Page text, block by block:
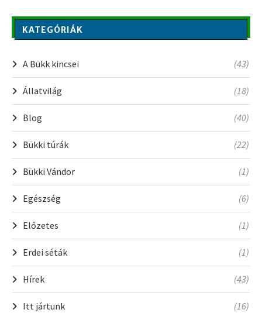
KATEGÓRIÁK
A Bükk kincsei (43)
Állatvilág (18)
Blog (40)
Bükki túrák (22)
Bükki Vándor (1)
Egészség (6)
Előzetes (1)
Erdei séták (1)
Hírek (43)
Itt jártunk (16)